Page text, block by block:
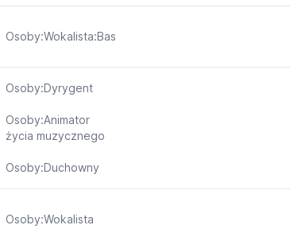
Osoby:Wokalista:Bas
Osoby:Dyrygent
Osoby:Animator
życia muzycznego
Osoby:Duchowny
Osoby:Wokalista